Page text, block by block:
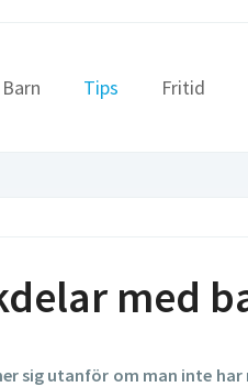
Barn Tips Fritid
med
sig utanför om man inte